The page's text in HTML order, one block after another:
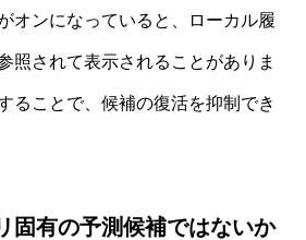
オンになっていると、ローカル履
照されて表示されることがありま
ることで、候補の復活を抑制でき
固有の予測候補ではないか